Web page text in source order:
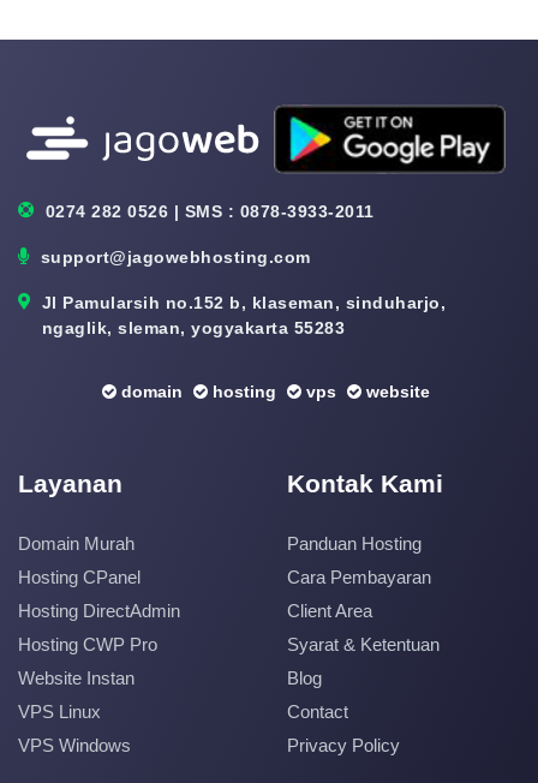
0274 282 0526 | SMS : 0878-3933-2011
support@jagowebhosting.com
Jl Pamularsih no.152 b, klaseman, sinduharjo,
ngaglik, sleman, yogyakarta 55283
domain hosting vps website
Layanan
Domain Murah
Hosting CPanel
Hosting DirectAdmin
Hosting CWP Pro
Website Instan
VPS Linux
VPS Windows
Kontak Kami
Panduan Hosting
Cara Pembayaran
Client Area
Syarat & Ketentuan
Blog
Contact
Privacy Policy